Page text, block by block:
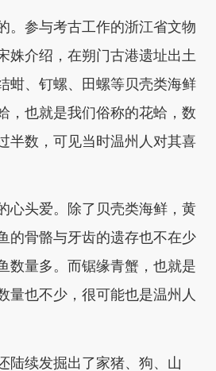
参与考古工作的浙江省文物
姝介绍，在朔门古港遗址出土
蚶、钉螺、田螺等贝壳类海鲜
，也就是我们俗称的花蛤，数
半数，可见当时温州人对其喜
头爱。除了贝壳类海鲜，黄
的骨骼与牙齿的遗存也不在少
数量多。而锯缘青蟹，也就是
量也不少，很可能也是温州人
续发掘出了家猪、狗、山